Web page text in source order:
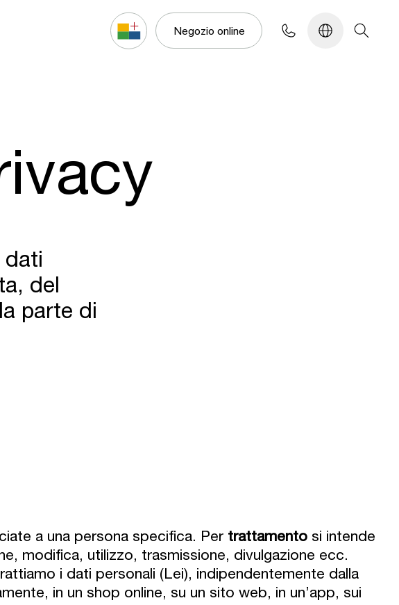
ConfiguratoreNegozio online
dati
del
parte di
a una persona specifica. Per trattamento si intende
modifica, utilizzo, trasmissione, divulgazione ecc.
i dati personali (Lei), indipendentemente dalla
in un shop online, su un sito web, in un’app, sui